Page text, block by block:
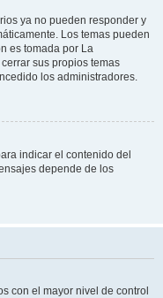
ya no pueden responder y
Los temas pueden
es tomada por La
sus propios temas
los administradores.
indicar el contenido del
depende de los
con el mayor nivel de control